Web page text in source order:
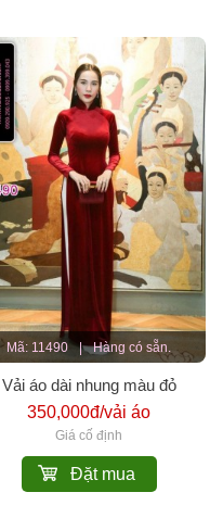
Mã: 11490 | Hàng có sẵn.
Vải áo dài nhung màu đỏ
350,000đ/vải áo
Giá cố định
Đặt mua